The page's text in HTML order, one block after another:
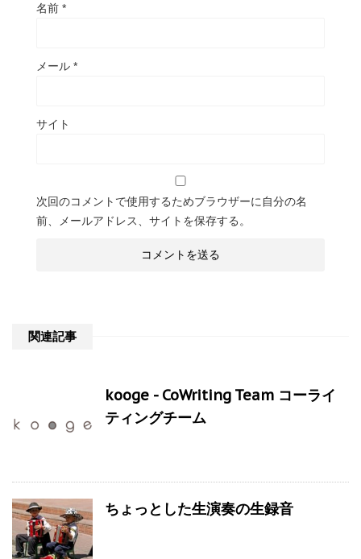
名前 *
メール *
サイト
次回のコメントで使用するためブラウザーに自分の名
前、メールアドレス、サイトを保存する。
関連記事
kooge - CoWriting Team コーライ
ティングチーム
ちょっとした生演奏の生録音